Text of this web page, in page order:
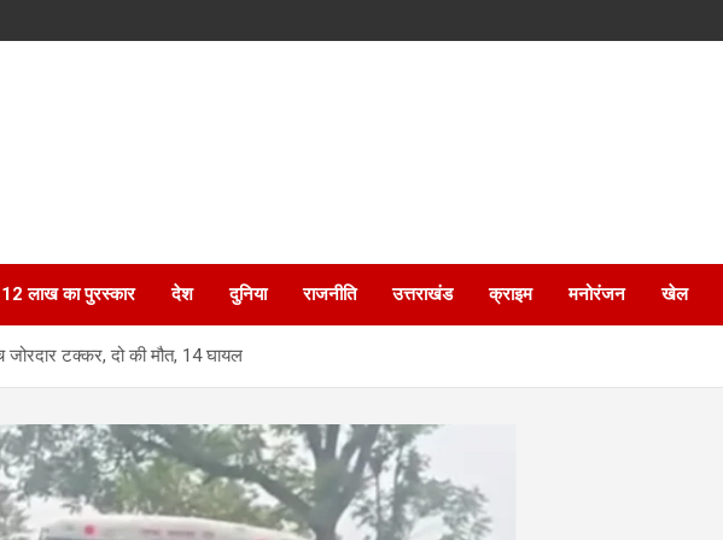
12 लाख का पुरस्कार देश दुनिया राजनीति उत्तराखंड क्राइम मनोरंजन खेल
टक्कर, दो की मौत, 14 घायल